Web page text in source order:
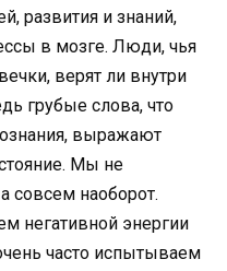
развития и знаний,
в мозге. Люди, чья
верят ли внутри
грубые слова, что
выражают
Мы не
совсем наоборот.
негативной энергии
часто испытываем